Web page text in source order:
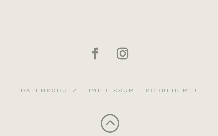
DATENSCHUTZ IMPRESSUM SCHREIB MIR
: